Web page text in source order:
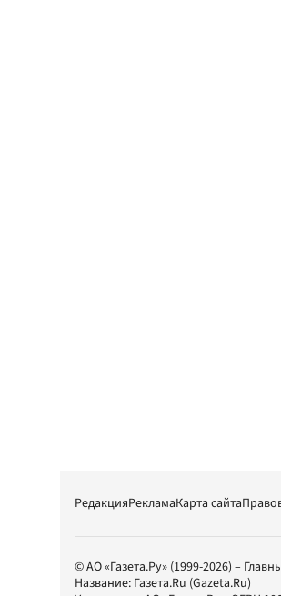
РедакцияРекламаКарта сайта
© АО «Газета.Ру» (1999-2026) –
Название: Газета.Ru (Gazeta.Ru)